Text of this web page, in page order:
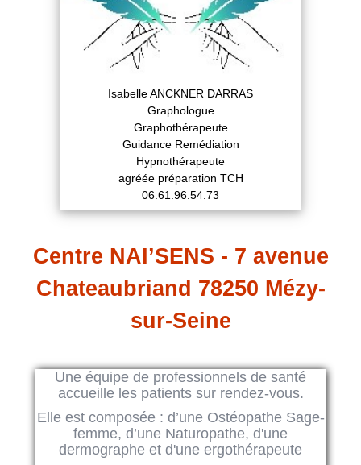
Isabelle ANCKNER DARRAS
Graphologue
Graphothérapeute
Guidance Remédiation
Hypnothérapeute
agréée préparation TCH
06.61.96.54.73
Centre NAI’SENS - 7 avenue
Chateaubriand 78250 Mézy-
sur-Seine
Une équipe de professionnels de santé
accueille les patients sur rendez-vous.
Elle est composée : d’une Ostéopathe Sage-
femme, d’une Naturopathe, d'une
dermographe et d'une ergothérapeute